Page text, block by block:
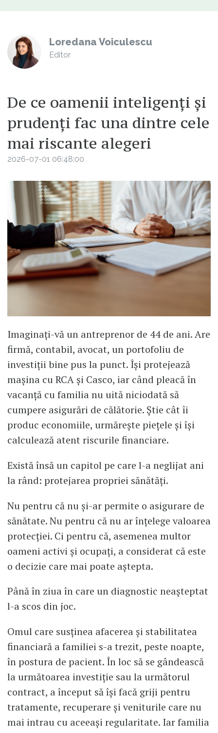
Loredana Voiculescu
Editor
De ce oamenii inteligenți și
prudenți fac una dintre cele
mai riscante alegeri
2026-07-01 06:48:00
Imaginați-vă un antreprenor de 44 de ani. Are
firmă, contabil, avocat, un portofoliu de
investiții bine pus la punct. Își protejează
mașina cu RCA și Casco, iar când pleacă în
vacanță cu familia nu uită niciodată să
cumpere asigurări de călătorie. Știe cât îi
produc economiile, urmărește piețele și își
calculează atent riscurile financiare.
Există însă un capitol pe care l-a neglijat ani
la rând: protejarea propriei sănătăți.
Nu pentru că nu și-ar permite o asigurare de
sănătate. Nu pentru că nu ar înțelege valoarea
protecției. Ci pentru că, asemenea multor
oameni activi și ocupați, a considerat că este
o decizie care mai poate aștepta.
Până în ziua în care un diagnostic neașteptat
l-a scos din joc.
Omul care susținea afacerea și stabilitatea
financiară a familiei s-a trezit, peste noapte,
în postura de pacient. În loc să se gândească
la următoarea investiție sau la următorul
contract, a început să își facă griji pentru
tratamente, recuperare și veniturile care nu
mai intrau cu aceeași regularitate. Iar familia